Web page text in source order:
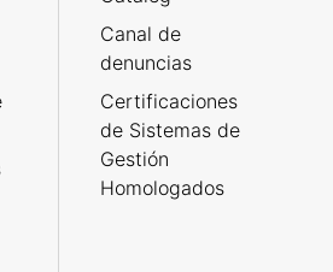
Canal de
denuncias
Certificaciones
de Sistemas de
Gestión
Homologados